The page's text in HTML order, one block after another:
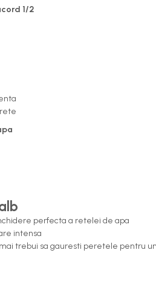
1/2
perfecta a retelei de apa
intensa
trebui sa gauresti peretele pentru